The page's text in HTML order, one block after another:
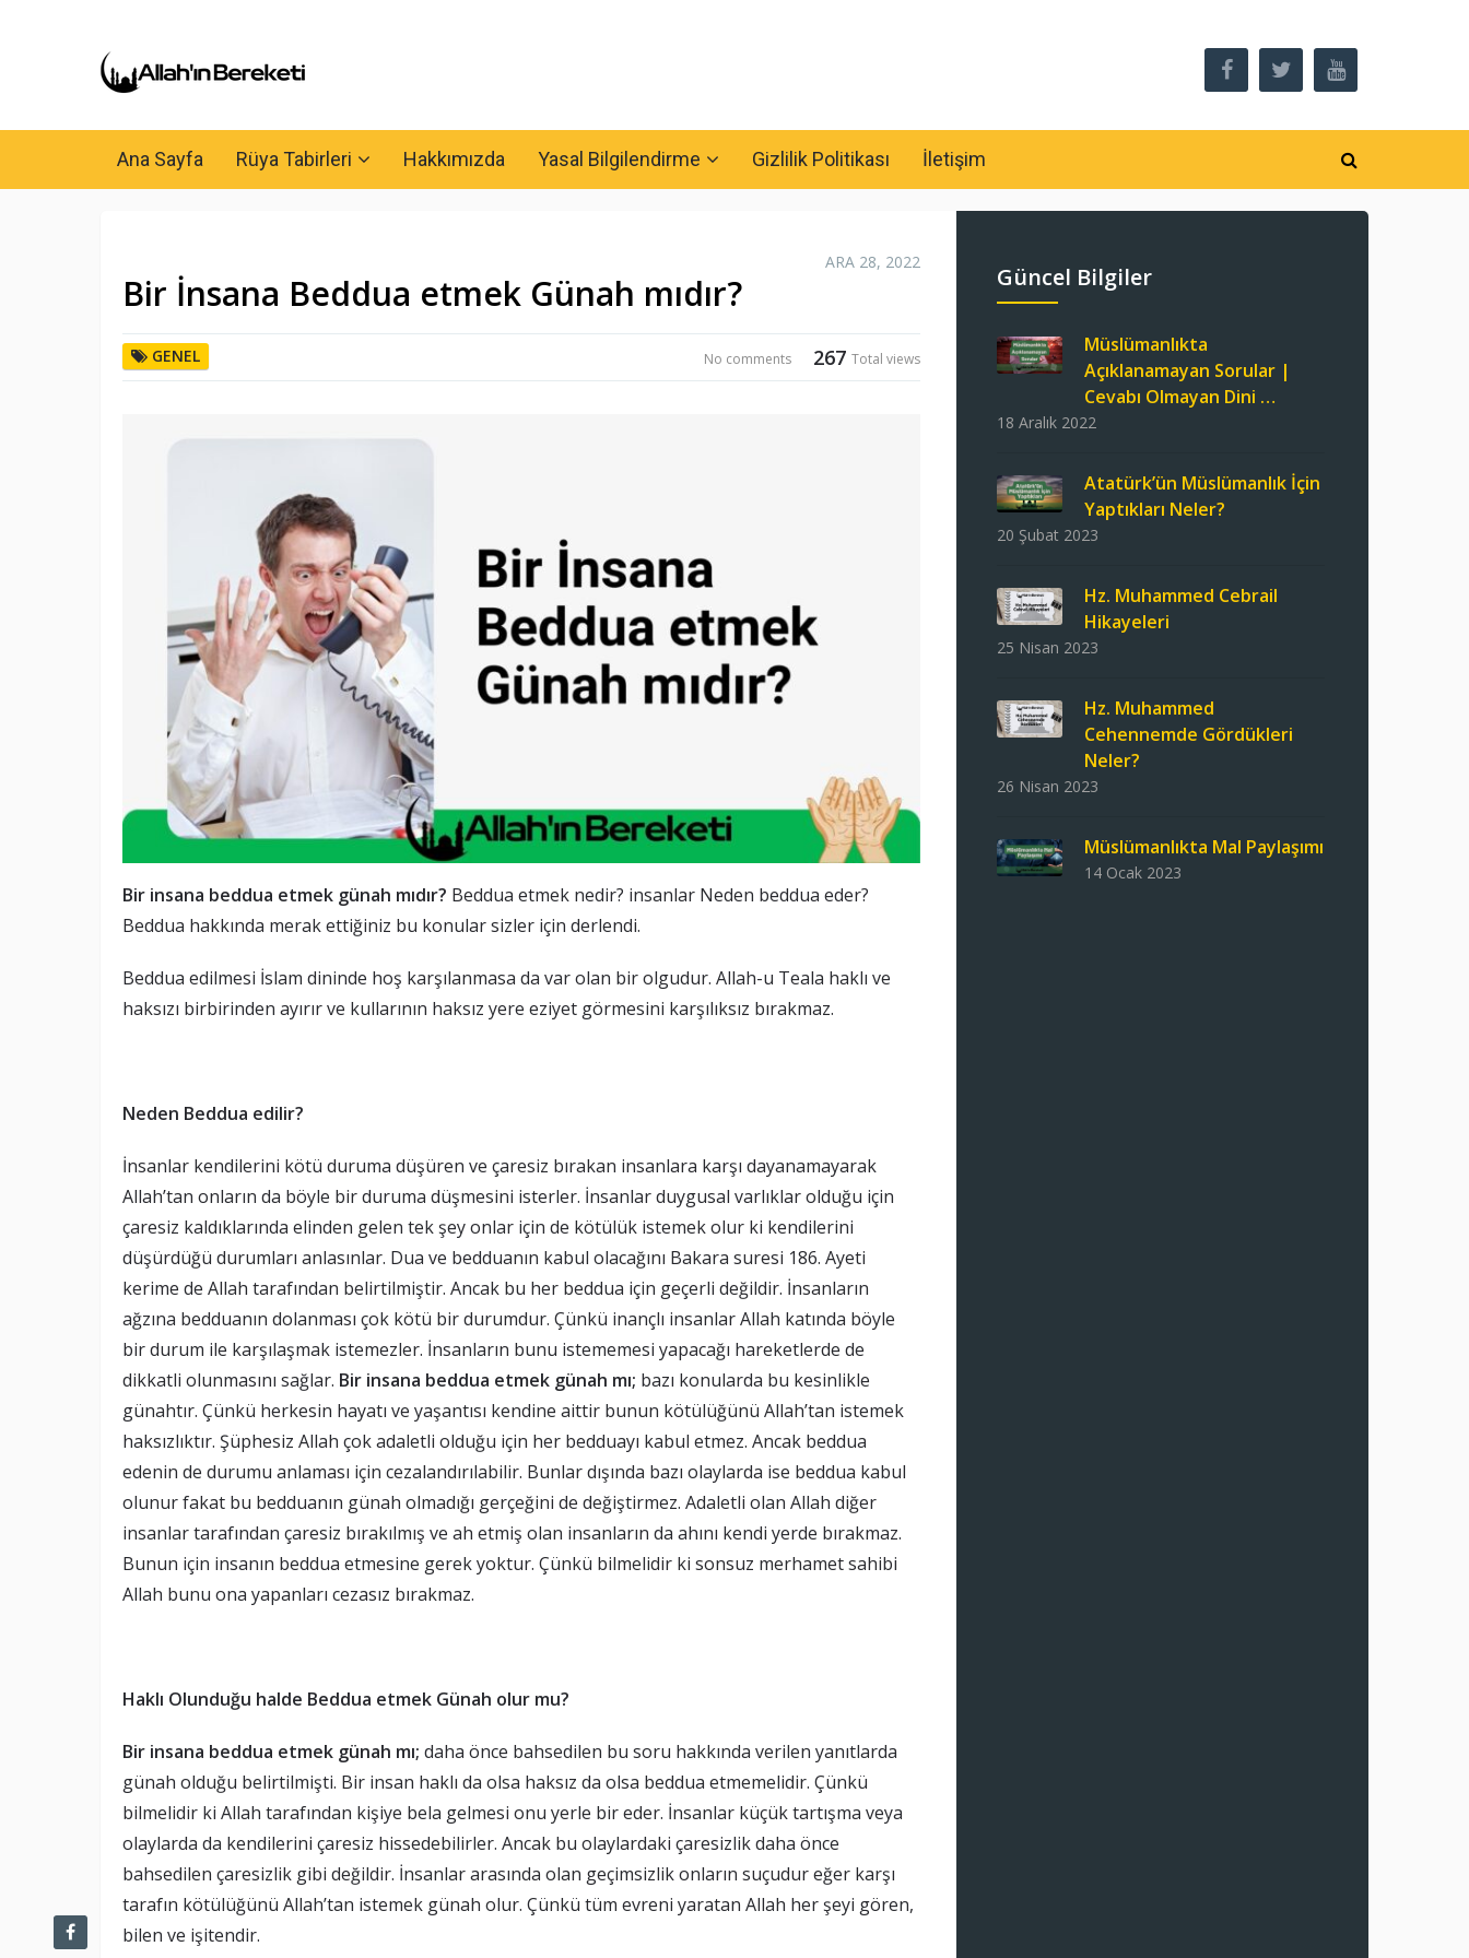
Ana Sayfa Rüya Tabirleri Hakkımızda Yasal Bilgilendirme Gizlilik Politikası İletişim
ARA 28, 2022
Bir İnsana Beddua etmek Günah mıdır?
GENEL 267 Total views
No comments
Bir insana beddua etmek günah mıdır? Beddua etmek nedir? insanlar Neden beddua eder?
Beddua hakkında merak ettiğiniz bu konular sizler için derlendi.
Beddua edilmesi İslam dininde hoş karşılanmasa da var olan bir olgudur. Allah-u Teala haklı ve
haksızı birbirinden ayırır ve kullarının haksız yere eziyet görmesini karşılıksız bırakmaz.
Neden Beddua edilir?
İnsanlar kendilerini kötü duruma düşüren ve çaresiz bırakan insanlara karşı dayanamayarak
Allah’tan onların da böyle bir duruma düşmesini isterler. İnsanlar duygusal varlıklar olduğu için
çaresiz kaldıklarında elinden gelen tek şey onlar için de kötülük istemek olur ki kendilerini
düşürdüğü durumları anlasınlar. Dua ve bedduanın kabul olacağını Bakara suresi 186. Ayeti
kerime de Allah tarafından belirtilmiştir. Ancak bu her beddua için geçerli değildir. İnsanların
ağzına bedduanın dolanması çok kötü bir durumdur. Çünkü inançlı insanlar Allah katında böyle
bir durum ile karşılaşmak istemezler. İnsanların bunu istememesi yapacağı hareketlerde de
dikkatli olunmasını sağlar. Bir insana beddua etmek günah mı; bazı konularda bu kesinlikle
günahtır. Çünkü herkesin hayatı ve yaşantısı kendine aittir bunun kötülüğünü Allah’tan istemek
haksızlıktır. Şüphesiz Allah çok adaletli olduğu için her bedduayı kabul etmez. Ancak beddua
edenin de durumu anlaması için cezalandırılabilir. Bunlar dışında bazı olaylarda ise beddua kabul
olunur fakat bu bedduanın günah olmadığı gerçeğini de değiştirmez. Adaletli olan Allah diğer
insanlar tarafından çaresiz bırakılmış ve ah etmiş olan insanların da ahını kendi yerde bırakmaz.
Bunun için insanın beddua etmesine gerek yoktur. Çünkü bilmelidir ki sonsuz merhamet sahibi
Allah bunu ona yapanları cezasız bırakmaz.
Haklı Olunduğu halde Beddua etmek Günah olur mu?
Bir insana beddua etmek günah mı; daha önce bahsedilen bu soru hakkında verilen yanıtlarda
günah olduğu belirtilmişti. Bir insan haklı da olsa haksız da olsa beddua etmemelidir. Çünkü
bilmelidir ki Allah tarafından kişiye bela gelmesi onu yerle bir eder. İnsanlar küçük tartışma veya
olaylarda da kendilerini çaresiz hissedebilirler. Ancak bu olaylardaki çaresizlik daha önce
bahsedilen çaresizlik gibi değildir. İnsanlar arasında olan geçimsizlik onların suçudur eğer karşı
tarafın kötülüğünü Allah’tan istemek günah olur. Çünkü tüm evreni yaratan Allah her şeyi gören,
bilen ve işitendir.
Güncel Bilgiler
Müslümanlıkta
Açıklanamayan Sorular |
Cevabı Olmayan Dini …
18 Aralık 2022
Atatürk’ün Müslümanlık İçin
Yaptıkları Neler?
20 Şubat 2023
Hz. Muhammed Cebrail
Hikayeleri
25 Nisan 2023
Hz. Muhammed
Cehennemde Gördükleri
Neler?
26 Nisan 2023
Müslümanlıkta Mal Paylaşımı
14 Ocak 2023